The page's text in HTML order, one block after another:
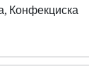
Конфекциска